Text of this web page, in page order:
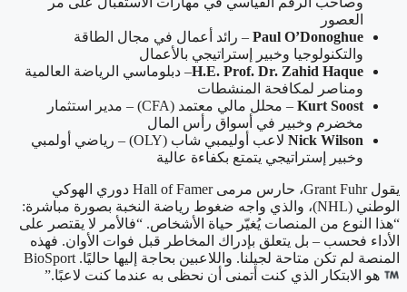
العصور
Paul O’Donoghue – رائد أعمال في مجال الطاقة
والتكنولوجيا وخبير إستراتيجي بالأعمال
H.E. Prof. Dr. Zahid Haque– دبلوماسي الرياضة العالمية
ومناصر لمكافحة المنشطات
Kurt Soost
– محلل مالي معتمد (CFA) – مدير استثمار
مخضرم وخبير في أسواق رأس المال
Nick Wilson
لاعب أوليمبي شاب (OLY) – رياضي أولمبي
وخبير إستراتيجي يتمتع بكفاءة عالية
يقول Grant Fuhr، حارس مرمى Hall of Famer دوري الهوكي
الوطني (NHL)، والذي واجه ضغوط رياضة النخبة بصورة مباشرة:
“هذا النوع من المنصات يُغيّر حياة الأشخاص. “فالأمر لا يقتصر على
الأداء فحسب – بل يتعلق بإدراك المخاطر قبل فوات الأوان. فهذه
المنصة لم تكن متاحة لجيلنا. واللاعبين بحاجة إليها حاليًا. BioSport
هو الابتكار الذي كنت أتمنى أن نحظى به عندما كنت لاعبًا.”